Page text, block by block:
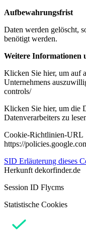
Aufbewahrungsfrist
Daten werden gelöscht,
benötigt werden.
Weitere Informationen
Klicken Sie hier, um auf
Unternehmens
controls/
Klicken Sie hier, um die
Datenverarbeiters zu
Cookie-Richtlinien-URL
https://
SID Erläuterung dieses
Herkunft dekorfinder.de
Session ID Flycms
Statistische Cookies